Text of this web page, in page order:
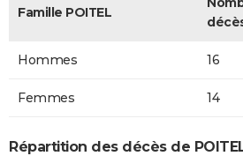
Famille POITEL
Hommes 16
Femmes 14
Répartition des décès de